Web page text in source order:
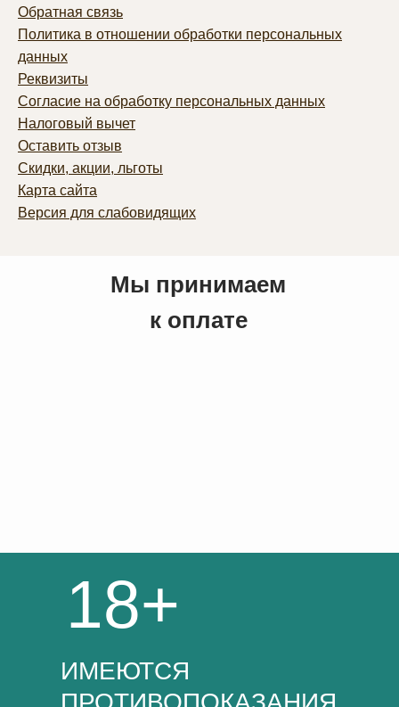
Обратная связь
Политика в отношении обработки персональных
данных
Реквизиты
Согласие на обработку персональных данных
Налоговый вычет
Оставить отзыв
Скидки, акции, льготы
Карта сайта
Версия для слабовидящих
Мы принимаем
к оплате
ИМЕЮТСЯ
18+